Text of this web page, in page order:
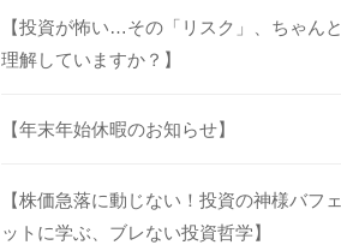
【投資が怖い…その「リスク」、ちゃんと
理解していますか？】
【年末年始休暇のお知らせ】
【株価急落に動じない！投資の神様バフェ
ットに学ぶ、ブレない投資哲学】